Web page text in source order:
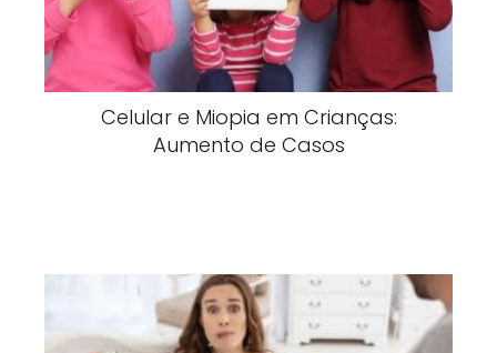
Celular e Miopia em Crianças:
Aumento de Casos